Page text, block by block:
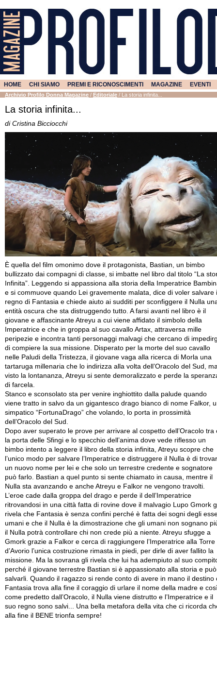
HOME CHI SIAMO PREMI E RICONOSCIMENTI MAGAZINE EVENTI
Archivio Profilo Donna Magazine / Editoriale / La storia infinita...
La storia infinita...
di Cristina Bicciocchi
È quella del film omonimo dove il protagonista, Bastian, un bimbo
bullizzato dai compagni di classe, si imbatte nel libro dal titolo “La
Infinita”. Leggendo si appassiona alla storia della Imperatrice
e si commuove quando Lei gravemente malata, dice di voler salvare
regno di Fantasia e chiede aiuto ai sudditi per sconfiggere il Nulla
entità oscura che sta distruggendo tutto. A farsi avanti nel libro è il
giovane e affascinante Atreyu a cui viene affidato il simbolo della
Imperatrice e che in groppa al suo cavallo Artax, attraversa mille
peripezie e incontra tanti personaggi malvagi che cercano di
di compiere la sua missione. Disperato per la morte del suo cavallo
nelle Paludi della Tristezza, il giovane vaga alla ricerca di Morla una
tartaruga millenaria che lo indirizza alla volta dell’Oracolo del Sud,
visto la lontananza, Atreyu si sente demoralizzato e perde la
di farcela.
Stanco e sconsolato sta per venire inghiottito dalla palude quando
viene tratto in salvo da un gigantesco drago bianco di nome Falkor,
simpatico “FortunaDrago” che volando, lo porta in prossimità
dell’Oracolo del Sud.
Dopo aver superato le prove per arrivare al cospetto dell’Oracolo tra
la porta delle Sfingi e lo specchio dell’anima dove vede riflesso un
bimbo intento a leggere il libro della storia infinita, Atreyu scopre che
l’unico modo per salvare l’Imperatrice e distruggere il Nulla è di
un nuovo nome per lei e che solo un terrestre credente e sognatore
può farlo. Bastian a quel punto si sente chiamato in causa, mentre il
Nulla sta avanzando e anche Atreyu e Falkor ne vengono travolti.
L’eroe cade dalla groppa del drago e perde il dell’Imperatrice
ritrovandosi in una città fatta di rovine dove il malvagio Lupo Gmork
rivela che Fantasia è senza confini perché è fatta dei sogni degli
umani e che il Nulla è la dimostrazione che gli umani non sognano
il Nulla potrà controllare chi non crede più a niente. Atreyu sfugge a
Gmork grazie a Falkor e cerca di raggiungere l’Imperatrice alla Torre
d’Avorio l’unica costruzione rimasta in piedi, per dirle di aver fallito la
missione. Ma la sovrana gli rivela che lui ha adempiuto al suo
perché il giovane terrestre Bastian si è appassionato alla storia e può
salvarli. Quando il ragazzo si rende conto di avere in mano il destino
Fantasia trova alla fine il coraggio di urlare il nome della madre e
come predetto dall’Oracolo, il Nulla viene distrutto e l’Imperatrice e il
suo regno sono salvi... Una bella metafora della vita che ci ricorda
alla fine il BENE trionfa sempre!